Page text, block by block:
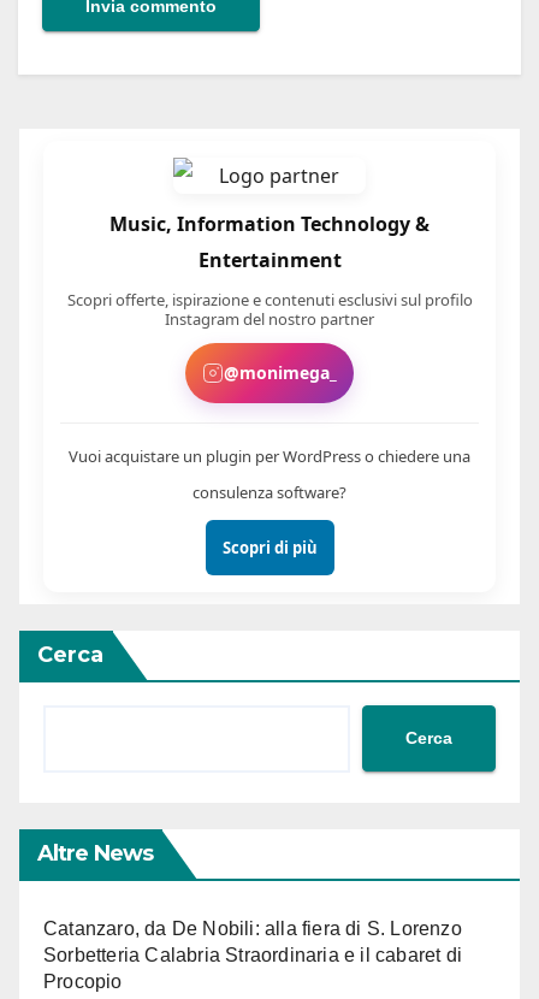
Cerca
Cerca
Altre News
Catanzaro, da De Nobili: alla fiera di S. Lorenzo
Sorbetteria Calabria Straordinaria e il cabaret di
Procopio
Music, Information Technology &
Entertainment
Scopri offerte, ispirazione e contenuti esclusivi sul profilo
Instagram del nostro partner
@monimega_
Vuoi acquistare un plugin per WordPress o chiedere una
consulenza software?
Scopri di più